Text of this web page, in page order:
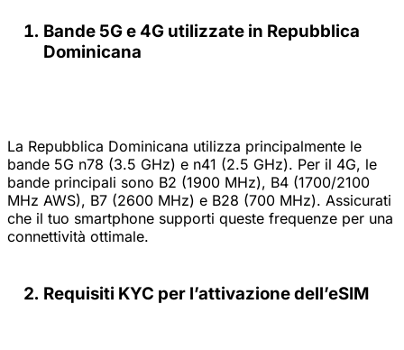
Bande 5G e 4G utilizzate in Repubblica
Dominicana
La Repubblica Dominicana utilizza principalmente le
bande 5G n78 (3.5 GHz) e n41 (2.5 GHz). Per il 4G, le
bande principali sono B2 (1900 MHz), B4 (1700/2100
MHz AWS), B7 (2600 MHz) e B28 (700 MHz). Assicurati
che il tuo smartphone supporti queste frequenze per una
connettività ottimale.
Requisiti KYC per l’attivazione dell’eSIM